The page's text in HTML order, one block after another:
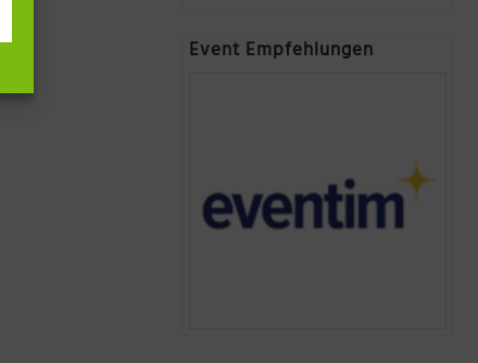
Event Empfehlungen